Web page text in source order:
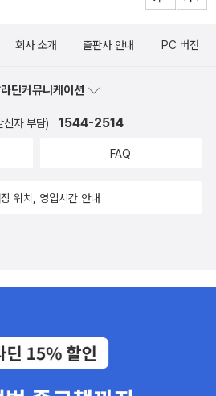
회사 소개 출판사 안내 PC 버전
딘커뮤니케이션
신자 부담) 1544-2514
FAQ
위치, 영업시간 안내